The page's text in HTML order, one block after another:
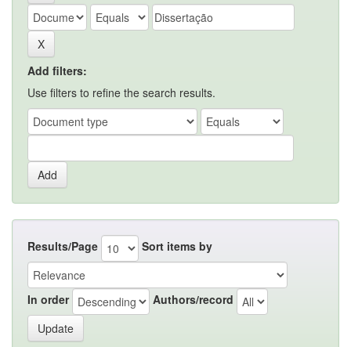
Add filters:
Use filters to refine the search results.
Results/Page Sort items by
In order Authors/record